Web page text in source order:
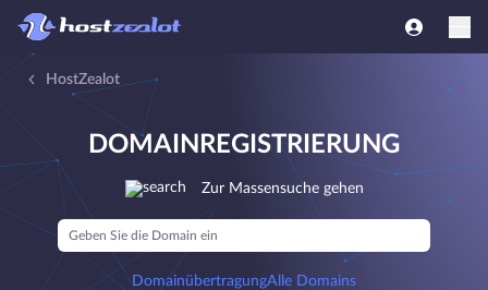
HostZealot
DOMAINREGISTRIERUNG
Zur Massensuche gehen
DomainübertragungAlle Domains